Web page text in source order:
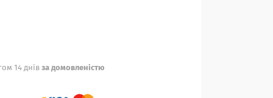
14 днів за домовленістю